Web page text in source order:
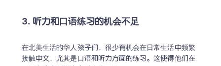
3. 听力和口语练习的机会不足
在北美生活的华人孩子们，很少有机会在日常生活中频繁
接触中文，尤其是口语和听力方面的练习。这使得他们在